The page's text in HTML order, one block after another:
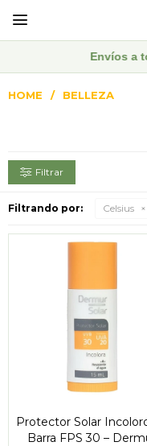

Envíos a
HOME BELLEZA
Filtrando por: Celsius
Protector Solar
Barra FPS 30 –